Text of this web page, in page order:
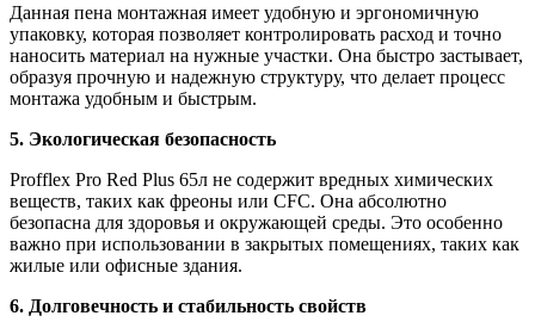
Данная пена монтажная имеет удобную и эргономичную
упаковку, которая позволяет контролировать расход и точно
наносить материал на нужные участки. Она быстро застывает,
образуя прочную и надежную структуру, что делает процесс
монтажа удобным и быстрым.
5. Экологическая безопасность
Profflex Pro Red Plus 65л не содержит вредных химических
веществ, таких как фреоны или CFC. Она абсолютно
безопасна для здоровья и окружающей среды. Это особенно
важно при использовании в закрытых помещениях, таких как
жилые или офисные здания.
6. Долговечность и стабильность свойств